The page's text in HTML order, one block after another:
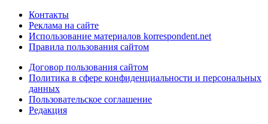
Контакты
Реклама на сайте
Использование материалов korrespondent.net
Правила пользования сайтом
Договор пользования сайтом
Политика в сфере конфиденциальности и персональных
данных
Пользовательское соглашение
Редакция